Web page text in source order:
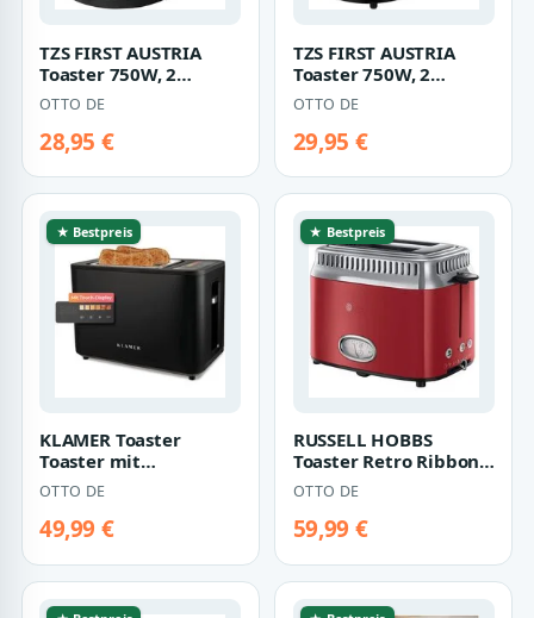
TZS FIRST AUSTRIA
Toaster 750W, 2
Scheiben, 7 Stufen,
weiß, für 2 Sche…
OTTO DE
28,95 €
TZS FIRST AUSTRIA
Toaster 750W, 2
Scheiben, 7 Stufen,
schwarz, für 2 S…
OTTO DE
29,95 €
★ Bestpreis
KLAMER Toaster
Toaster mit
Brötchenaufsatz,
hochwertiger 2
Scheiben-To…
OTTO DE
49,99 €
★ Bestpreis
RUSSELL HOBBS
Toaster Retro Ribbon
Red 21680-56 2
Scheiben 6 Stufen 13…
OTTO DE
59,99 €